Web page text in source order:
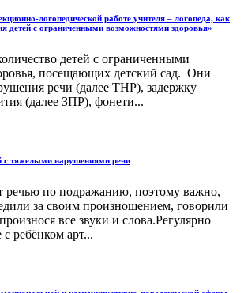
логопедической работе учителя – логопеда, как
детей с ограниченными возможностями здоровья»
детей с ограниченными
посещающих детский сад. Они
речи (далее ТНР), задержку
(далее ЗПР), фонети...
с тяжелыми нарушениями речи
речью по подражанию, поэтому важно,
за своим произношением, говорили
все звуки и слова.Регулярно
ребёнком арт...